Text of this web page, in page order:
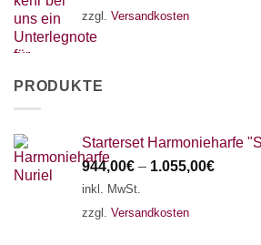
zzgl. Versandkosten
PRODUKTE
Starterset Harmonieharfe
944,00€ – 1.055,00€
inkl. MwSt.
zzgl. Versandkosten